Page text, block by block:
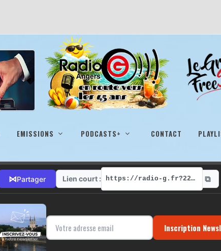
EMISSIONS PODCASTS+ CONTACT
⋈Partager Lien court : https://radio-g.fr?22237 ⧉
Inscription